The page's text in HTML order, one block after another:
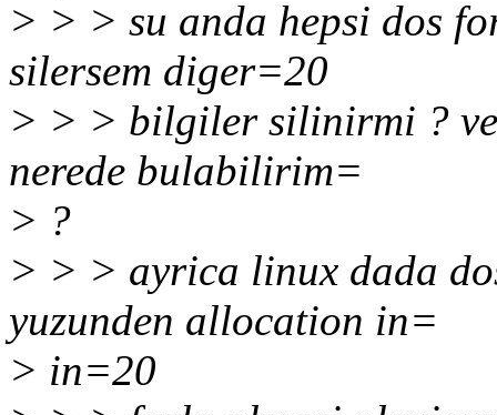
> > > su anda hepsi dos
silersem diger=20
> > > bilgiler silinirmi ?
nerede bulabilirim=
> ?
> > > ayrica linux dada
yuzunden allocation in=
> in=20